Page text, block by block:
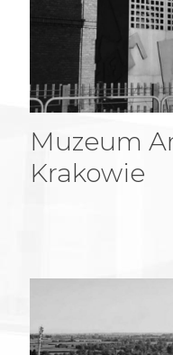
Muzeum
Krakowie